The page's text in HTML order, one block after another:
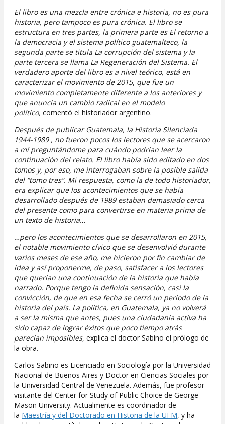
El libro es una mezcla entre crónica e historia, no es pura
historia, pero tampoco es pura crónica. El libro se
estructura en tres partes, la primera parte es El retorno a
la democracia y el sistema político guatemalteco, la
segunda parte se titula La corrupción del sistema y la
parte tercera se llama La Regeneración del Sistema. El
verdadero aporte del libro es a nivel teórico, está en
caracterizar el movimiento de 2015, que fue un
movimiento completamente diferente a los anteriores y
que anuncia un cambio radical en el modelo
político, comentó el historiador argentino.
Después de publicar Guatemala, la Historia Silenciada
1944-1989 , no fueron pocos los lectores que se acercaron
a mí preguntándome para cuándo podrían leer la
continuación del relato. El libro había sido editado en dos
tomos y, por eso, me interrogaban sobre la posible salida
del “tomo tres”. Mi respuesta, como la de todo historiador,
era explicar que los acontecimientos que se había
desarrollado después de 1989 estaban demasiado cerca
del presente como para convertirse en materia prima de
un texto de historia…
…pero los acontecimientos que se desarrollaron en 2015,
el notable movimiento cívico que se desenvolvió durante
varios meses de ese año, me hicieron por fin cambiar de
idea y así proponerme, de paso, satisfacer a los lectores
que querían una continuación de la historia que había
narrado. Porque tengo la definida sensación, casi la
convicción, de que en esa fecha se cerró un período de la
historia del país. La política, en Guatemala, ya no volverá
a ser la misma que antes, pues una ciudadanía activa ha
sido capaz de lograr éxitos que poco tiempo atrás
parecían imposibles, explica el doctor Sabino el prólogo de
la obra.
Carlos Sabino es Licenciado en Sociología por la Universidad
Nacional de Buenos Aires y Doctor en Ciencias Sociales por
la Universidad Central de Venezuela. Además, fue profesor
visitante del Center for Study of Public Choice de George
Mason University. Actualmente es coordinador de
la Maestría y del Doctorado en Historia de la UFM, y ha